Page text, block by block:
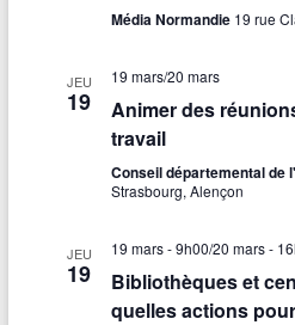
Média Normandie 19 rue
JEU
19
19 mars/20 mars
Animer des
travail
Conseil départemental de
Strasbourg, Alençon
JEU
19
19 mars - 9h00/20 mars -
Bibliothèques et
quelles actions